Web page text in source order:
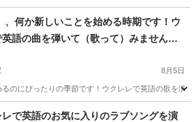
、何か新しいことを始める時期です！ウ
英語の曲を弾いて（歌って）みません
用意されています!ウクレレ **英語のネ
ピーカーと一緒にウクレレで**英語の歌
ょう！
8月5日
のにぴったりの季節です！ウクレレで英語の歌を演
岸駅 ウクレレ ネイティブスピーカー
レで英語のお気に入りのラブソングを演